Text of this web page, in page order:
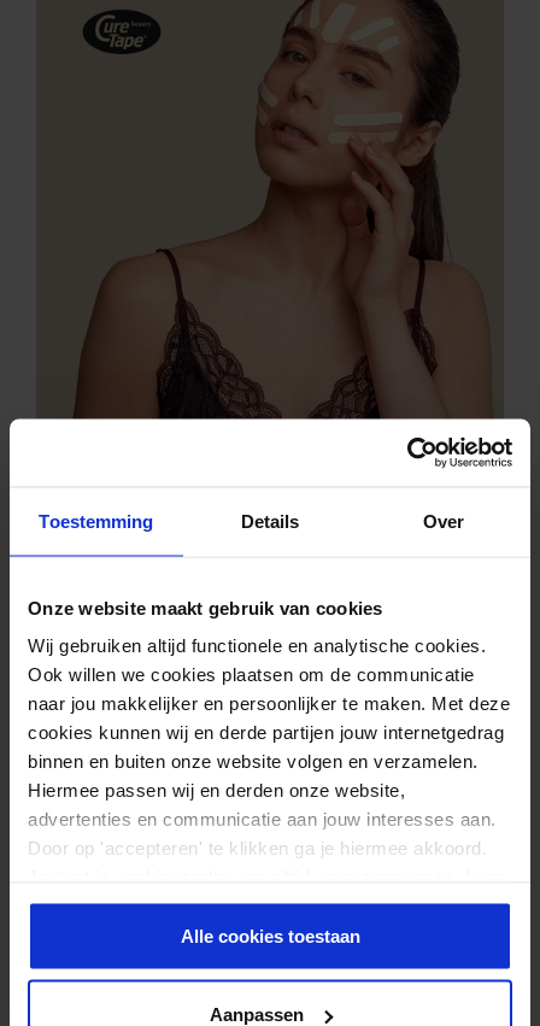
Toestemming Details Over
Onze website maakt gebruik van cookies
Wij gebruiken altijd functionele en analytische cookies.
Ook willen we cookies plaatsen om de communicatie
naar jou makkelijker en persoonlijker te maken. Met deze
cookies kunnen wij en derde partijen jouw internetgedrag
binnen en buiten onze website volgen en verzamelen.
Hiermee passen wij en derden onze website,
advertenties en communicatie aan jouw interesses aan.
Door op 'accepteren' te klikken ga je hiermee akkoord.
er meer over in onsprivacy beleid.
Alle cookies toestaan
Aanpassen